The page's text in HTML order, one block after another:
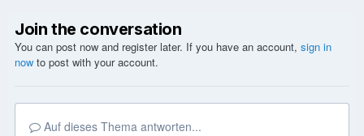
Join the conversation
You can post now and register later. If you have an account, sign in
now to post with your account.
Auf dieses Thema antworten...